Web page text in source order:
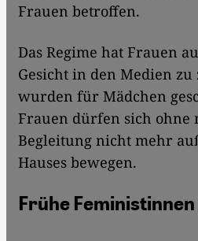
Frauen betroffen.
Das Regime hat Frauen
Gesicht in den Medien zu
wurden für Mädchen
Frauen dürfen sich ohne
Begleitung nicht mehr
Hauses bewegen.
Frühe